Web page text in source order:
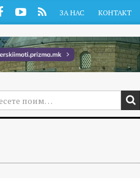
YouTube
RSS ЗА НАС КОНТАКТ